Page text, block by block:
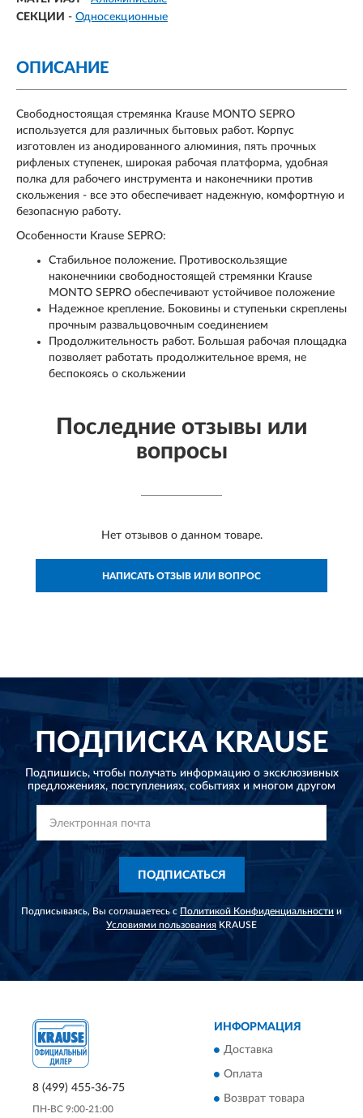
СЕКЦИИ - Односекционные
ОПИСАНИЕ
Свободностоящая стремянка Krause MONTO SEPRO
используется для различных бытовых работ. Корпус
изготовлен из анодированного алюминия, пять прочных
рифленых ступенек, широкая рабочая платформа, удобная
полка для рабочего инструмента и наконечники против
скольжения - все это обеспечивает надежную, комфортную и
безопасную работу.
Особенности Krause SEPRO:
Стабильное положение. Противоскользящие
наконечники свободностоящей стремянки Krause
MONTO SEPRO обеспечивают устойчивое положение
Надежное крепление. Боковины и ступеньки скреплены
прочным развальцовочным соединением
Продолжительность работ. Большая рабочая площадка
позволяет работать продолжительное время, не
беспокоясь о скольжении
Последние отзывы или
вопросы
Нет отзывов о данном товаре.
НАПИСАТЬ ОТЗЫВ ИЛИ ВОПРОС
ПОДПИСКАKRAUSE
Подпишись, чтобы получать информацию о эксклюзивных
предложениях, поступлениях, событиях и многом другом
ПОДПИСАТЬСЯ
Подписываясь, Вы соглашаетесь с Политикой Конфиденциальности и
Условиями пользованияKRAUSE
8 (499) 455-36-75
ПН-ВС 9:00-21:00
ИНФОРМАЦИЯ
Доставка
Оплата
Возврат товара